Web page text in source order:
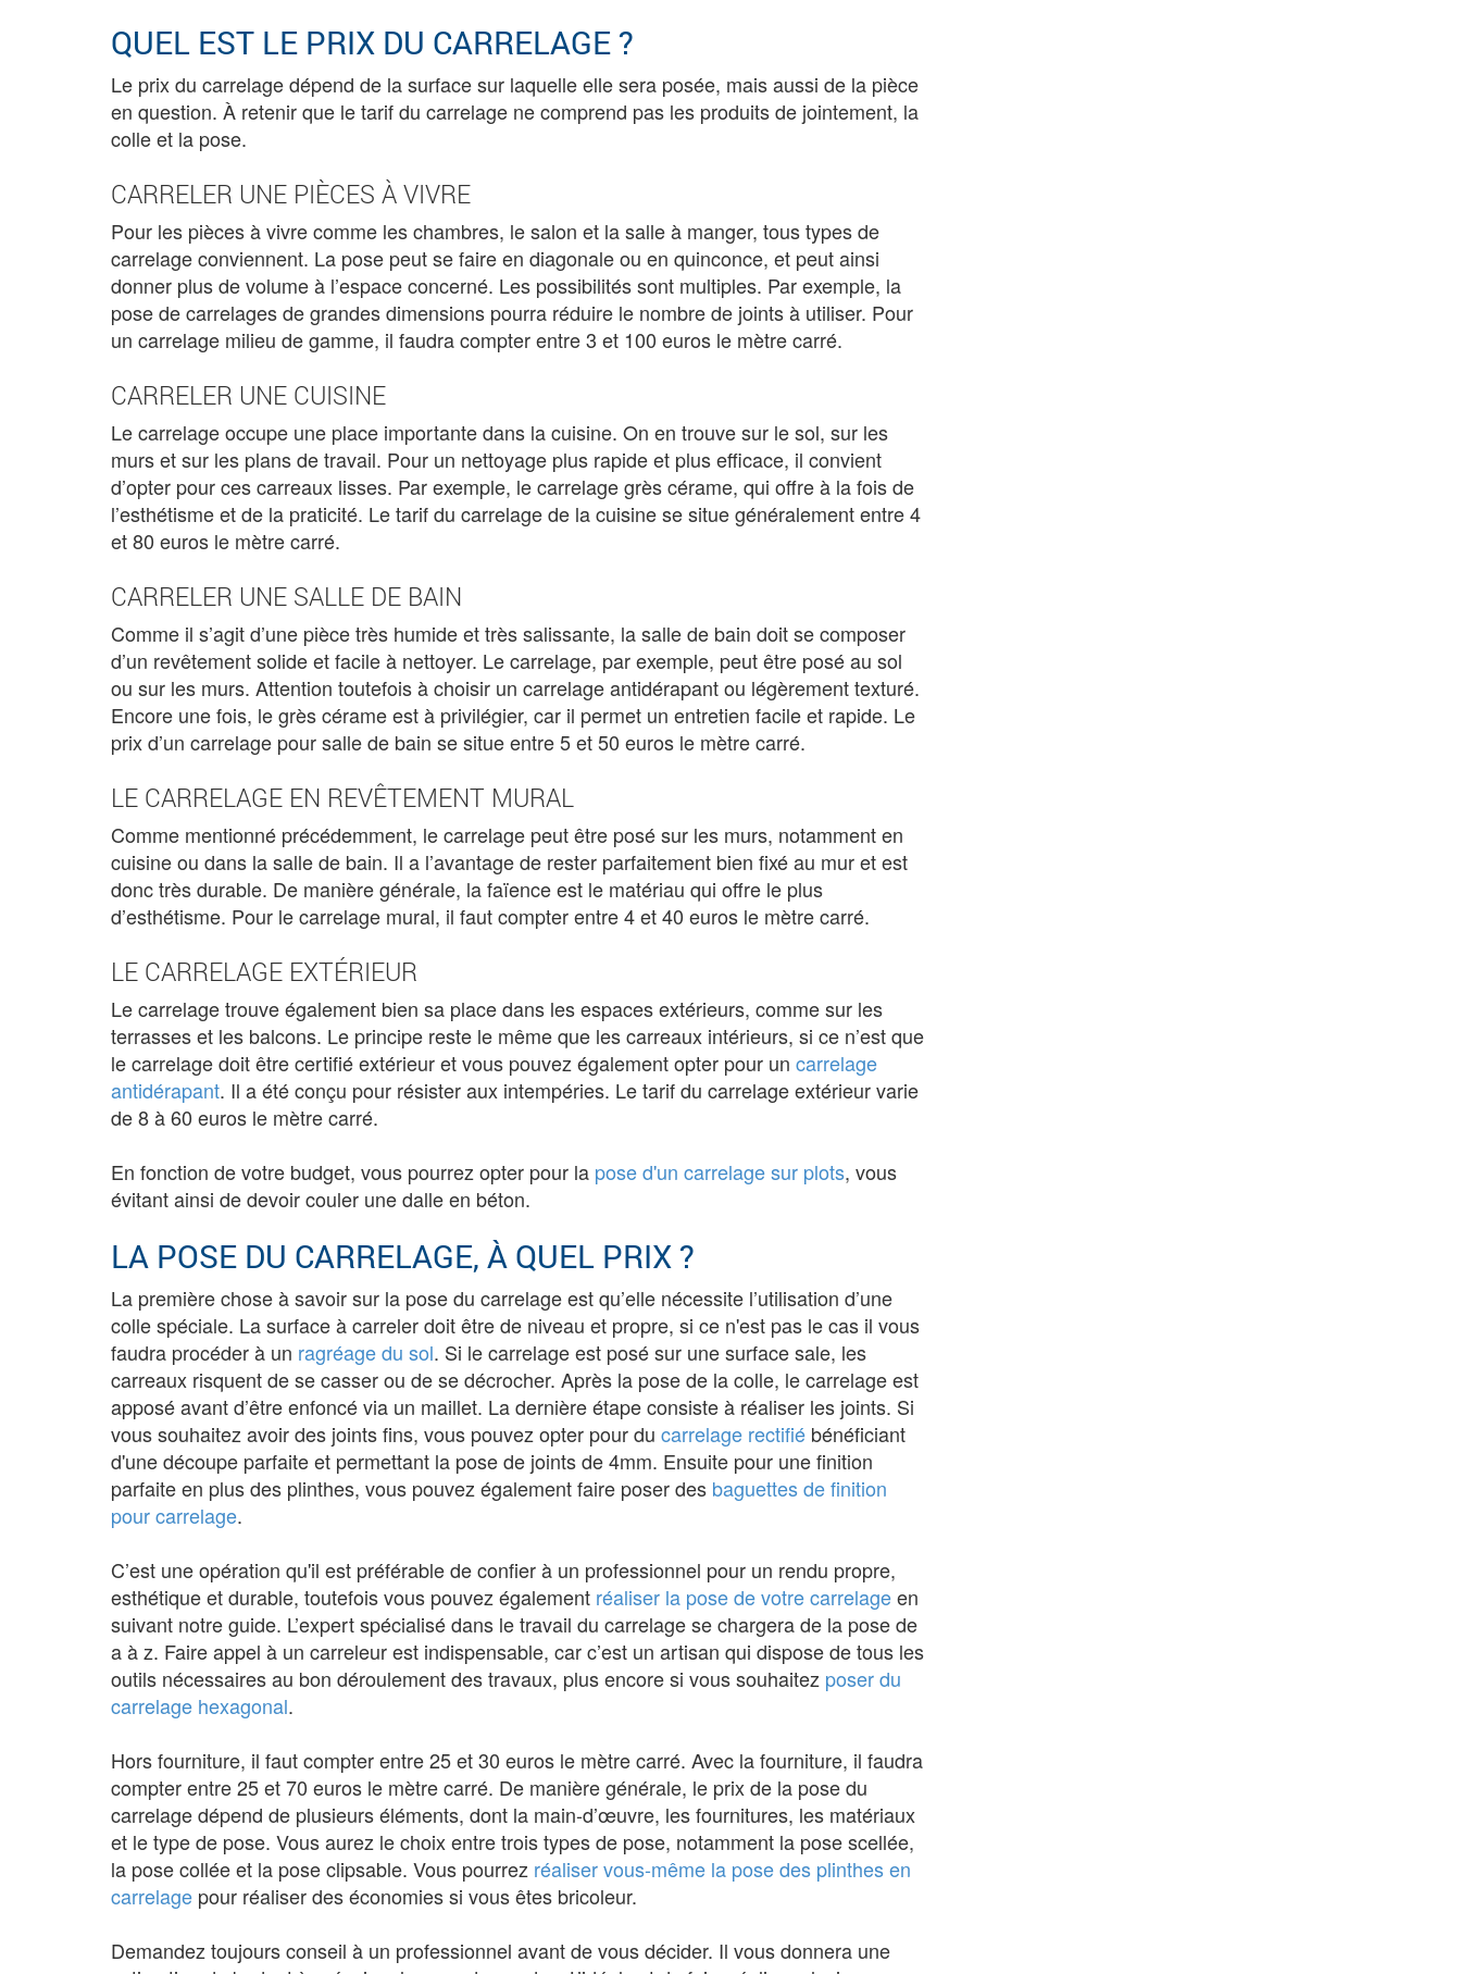
QUEL EST LE PRIX DU CARRELAGE ?
Le prix du carrelage dépend de la surface sur laquelle elle sera posée, mais aussi de la pièce
en question. À retenir que le tarif du carrelage ne comprend pas les produits de jointement, la
colle et la pose.
CARRELER UNE PIÈCES À VIVRE
Pour les pièces à vivre comme les chambres, le salon et la salle à manger, tous types de
carrelage conviennent. La pose peut se faire en diagonale ou en quinconce, et peut ainsi
donner plus de volume à l’espace concerné. Les possibilités sont multiples. Par exemple, la
pose de carrelages de grandes dimensions pourra réduire le nombre de joints à utiliser. Pour
un carrelage milieu de gamme, il faudra compter entre 3 et 100 euros le mètre carré.
CARRELER UNE CUISINE
Le carrelage occupe une place importante dans la cuisine. On en trouve sur le sol, sur les
murs et sur les plans de travail. Pour un nettoyage plus rapide et plus efficace, il convient
d’opter pour ces carreaux lisses. Par exemple, le carrelage grès cérame, qui offre à la fois de
l’esthétisme et de la praticité. Le tarif du carrelage de la cuisine se situe généralement entre 4
et 80 euros le mètre carré.
CARRELER UNE SALLE DE BAIN
Comme il s’agit d’une pièce très humide et très salissante, la salle de bain doit se composer
d’un revêtement solide et facile à nettoyer. Le carrelage, par exemple, peut être posé au sol
ou sur les murs. Attention toutefois à choisir un carrelage antidérapant ou légèrement texturé.
Encore une fois, le grès cérame est à privilégier, car il permet un entretien facile et rapide. Le
prix d’un carrelage pour salle de bain se situe entre 5 et 50 euros le mètre carré.
LE CARRELAGE EN REVÊTEMENT MURAL
Comme mentionné précédemment, le carrelage peut être posé sur les murs, notamment en
cuisine ou dans la salle de bain. Il a l’avantage de rester parfaitement bien fixé au mur et est
donc très durable. De manière générale, la faïence est le matériau qui offre le plus
d’esthétisme. Pour le carrelage mural, il faut compter entre 4 et 40 euros le mètre carré.
LE CARRELAGE EXTÉRIEUR
Le carrelage trouve également bien sa place dans les espaces extérieurs, comme sur les
terrasses et les balcons. Le principe reste le même que les carreaux intérieurs, si ce n’est que
le carrelage doit être certifié extérieur et vous pouvez également opter pour un carrelage
antidérapant. Il a été conçu pour résister aux intempéries. Le tarif du carrelage extérieur varie
de 8 à 60 euros le mètre carré.
En fonction de votre budget, vous pourrez opter pour la pose d'un carrelage sur plots, vous
évitant ainsi de devoir couler une dalle en béton.
LA POSE DU CARRELAGE, À QUEL PRIX ?
La première chose à savoir sur la pose du carrelage est qu’elle nécessite l’utilisation d’une
colle spéciale. La surface à carreler doit être de niveau et propre, si ce n'est pas le cas il vous
faudra procéder à un ragréage du sol. Si le carrelage est posé sur une surface sale, les
carreaux risquent de se casser ou de se décrocher. Après la pose de la colle, le carrelage est
apposé avant d’être enfoncé via un maillet. La dernière étape consiste à réaliser les joints. Si
vous souhaitez avoir des joints fins, vous pouvez opter pour du carrelage rectifié bénéficiant
d'une découpe parfaite et permettant la pose de joints de 4mm. Ensuite pour une finition
parfaite en plus des plinthes, vous pouvez également faire poser des baguettes de finition
pour carrelage.
C’est une opération qu'il est préférable de confier à un professionnel pour un rendu propre,
esthétique et durable, toutefois vous pouvez également réaliser la pose de votre carrelageen
suivant notre guide. L’expert spécialisé dans le travail du carrelage se chargera de la pose de
a à z. Faire appel à un carreleur est indispensable, car c’est un artisan qui dispose de tous les
outils nécessaires au bon déroulement des travaux, plus encore si vous souhaitez poser du
carrelage hexagonal.
Hors fourniture, il faut compter entre 25 et 30 euros le mètre carré. Avec la fourniture, il faudra
compter entre 25 et 70 euros le mètre carré. De manière générale, le prix de la pose du
carrelage dépend de plusieurs éléments, dont la main-d’œuvre, les fournitures, les matériaux
et le type de pose. Vous aurez le choix entre trois types de pose, notamment la pose scellée,
la pose collée et la pose clipsable. Vous pourrez réaliser vous-même la pose des plinthes en
carrelage pour réaliser des économies si vous êtes bricoleur.
Demandez toujours conseil à un professionnel avant de vous décider. Il vous donnera une